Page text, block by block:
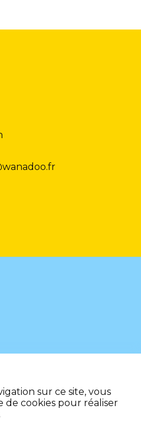
sur ce site, vous
de cookies pour réaliser